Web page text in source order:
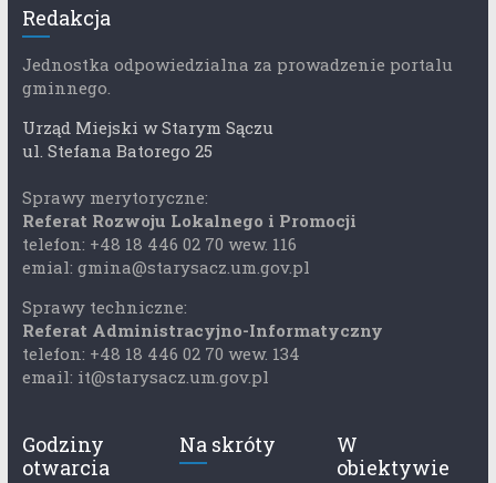
Redakcja
Jednostka odpowiedzialna za prowadzenie portalu
gminnego.
Urząd Miejski w Starym Sączu
ul. Stefana Batorego 25
Sprawy merytoryczne:
Referat Rozwoju Lokalnego i Promocji
telefon: +48 18 446 02 70 wew. 116
emial: gmina@starysacz.um.gov.pl
Sprawy techniczne:
Referat Administracyjno-Informatyczny
telefon: +48 18 446 02 70 wew. 134
email: it@starysacz.um.gov.pl
Godziny
otwarcia
Na skróty
W
obiektywie